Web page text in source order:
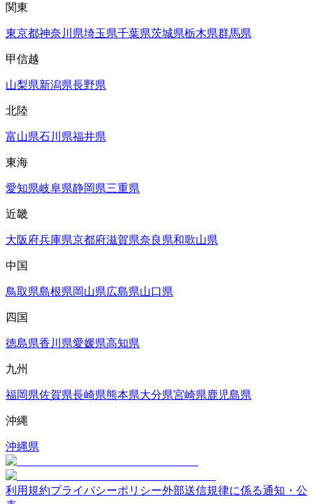
関東
東京都神奈川県埼玉県千葉県茨城県栃木県群馬県
甲信越
山梨県新潟県長野県
北陸
富山県石川県福井県
東海
愛知県岐阜県静岡県三重県
近畿
大阪府兵庫県京都府滋賀県奈良県和歌山県
中国
鳥取県島根県岡山県広島県山口県
四国
徳島県香川県愛媛県高知県
九州
福岡県佐賀県長崎県熊本県大分県宮崎県鹿児島県
沖縄
沖縄県
利用規約プライバシーポリシー外部送信規律に係る通知・公